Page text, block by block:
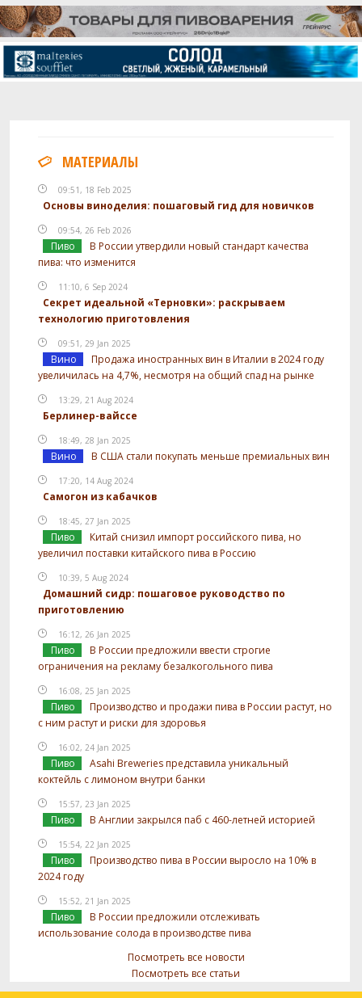
МАТЕРИАЛЫ
09:51, 18 Feb 2025
Основы виноделия: пошаговый гид для новичков
09:54, 26 Feb 2026
Пиво
В России утвердили новый стандарт качества
пива: что изменится
11:10, 6 Sep 2024
Секрет идеальной «Терновки»: раскрываем
технологию приготовления
09:51, 29 Jan 2025
Вино
Продажа иностранных вин в Италии в 2024 году
увеличилась на 4,7%, несмотря на общий спад на рынке
13:29, 21 Aug 2024
Берлинер-вайссе
18:49, 28 Jan 2025
Вино В США стали покупать меньше премиальных вин
17:20, 14 Aug 2024
Самогон из кабачков
18:45, 27 Jan 2025
Пиво
Китай снизил импорт российского пива, но
увеличил поставки китайского пива в Россию
10:39, 5 Aug 2024
Домашний сидр: пошаговое руководство по
приготовлению
16:12, 26 Jan 2025
Пиво
В России предложили ввести строгие
ограничения на рекламу безалкогольного пива
16:08, 25 Jan 2025
Пиво
Производство и продажи пива в России растут, но
с ним растут и риски для здоровья
16:02, 24 Jan 2025
Пиво
Asahi Breweries представила уникальный
коктейль с лимоном внутри банки
15:57, 23 Jan 2025
Пиво В Англии закрылся паб с 460-летней историей
15:54, 22 Jan 2025
Пиво
Производство пива в России выросло на 10% в
2024 году
15:52, 21 Jan 2025
Пиво
В России предложили отслеживать
использование солода в производстве пива
Посмотреть все новости
Посмотреть все статьи